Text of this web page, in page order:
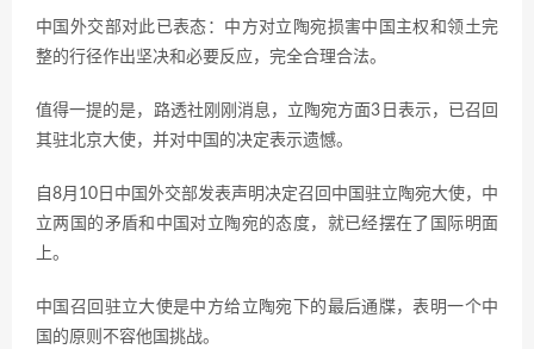
中国外交部对此已表态：中方对立陶宛损害中国主权和领土完
整的行径作出坚决和必要反应，完全合理合法。
值得一提的是，路透社刚刚消息，立陶宛方面3日表示，已召回
其驻北京大使，并对中国的决定表示遗憾。
自8月10日中国外交部发表声明决定召回中国驻立陶宛大使，中
立两国的矛盾和中国对立陶宛的态度，就已经摆在了国际明面
上。
中国召回驻立大使是中方给立陶宛下的最后通牒，表明一个中
国的原则不容他国挑战。